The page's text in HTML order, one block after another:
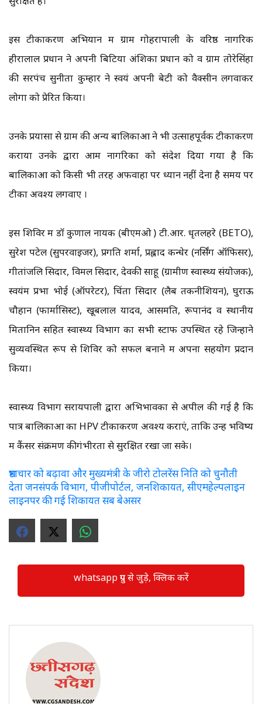
इस टीकाकरण अभियान में ग्राम गोहरापाली के वरिष्ठ नागरिक
हीरालाल प्रधान ने अपनी बिटिया अंशिका प्रधान को व ग्राम तोरेसिंहा
की सरपंच सुनीता कुम्हार ने स्वयं अपनी बेटी को वैक्सीन लगवाकर
लोगों को प्रेरित किया।
उनके प्रयासों से ग्राम की अन्य बालिकाओं ने भी उत्साहपूर्वक टीकाकरण
कराया उनके द्वारा आम नागरिकों को संदेश दिया गया है कि
बालिकाओं को किसी भी तरह अफवाहों पर ध्यान नहीं देना है समय पर
टीका अवश्य लगवाए ।
इस शिविर में डॉ कुणाल नायक (बीएमओ ) टी.आर. धृतलहरे (BETO),
सुरेश पटेल (सुपरवाइजर), प्रगति शर्मा, प्रह्लाद कन्धेर (नर्सिंग ऑफिसर),
गीतांजलि सिदार, विमल सिदार, देवकी साहू (ग्रामीण स्वास्थ्य संयोजक),
स्वयंम प्रभा भोई (ऑपरेटर), चिंता सिदार (लैब तकनीशियन), घुराऊ
चौहान (फार्मासिस्ट), खूबलाल यादव, आसमति, रूपानंद व स्थानीय
मितानिन सहित स्वास्थ्य विभाग का सभी स्टाफ उपस्थित रहे जिन्होंने
सुव्यवस्थित रूप से शिविर को सफल बनाने में अपना सहयोग प्रदान
किया।
स्वास्थ्य विभाग सरायपाली द्वारा अभिभावकों से अपील की गई है कि
पात्र बालिकाओं का HPV टीकाकरण अवश्य कराएं, ताकि उन्हें भविष्य
में कैंसर संक्रमण कीगंभीरता से सुरक्षित रखा जा सके।
भ्रष्टाचार को बढ़ावा और मुख्यमंत्री के जीरो टोलरेंस निति को चुनौती
देता जनसंपर्क विभाग, पीजीपोर्टल, जनशिकायत, सीएमहेल्पलाइन
लाइनपर की गई शिकायत सब बेअसर
whatsapp ग्रुप से जुड़े, क्लिक करें